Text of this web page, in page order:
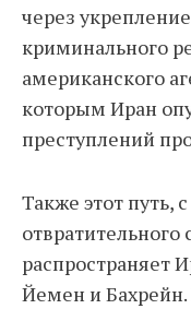
через
криминального
американского
которым Иран
преступлений
Также этот путь,
отвратительного
распространяет
Йемен и